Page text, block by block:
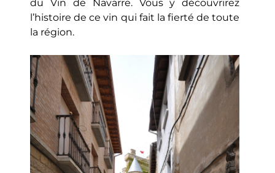
du Vin de Navarre. Vous y découvrirez
l’histoire de ce vin qui fait la fierté de toute
la région.